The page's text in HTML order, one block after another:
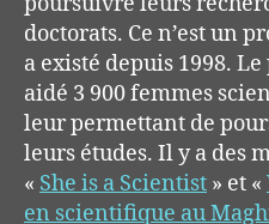
doctorats. Ce n’est un
a existé depuis 1998.
aidé 3 900 femmes
leur permettant de
leurs études. Il y a des
« She is a Scientist » et «
en scientifique au